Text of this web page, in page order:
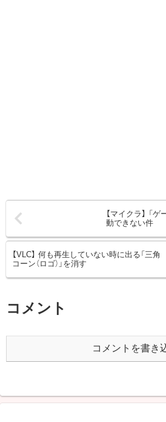
【マイクラ】 「
動できない件
【VLC】 何も再生していない時に出る「三角
コーン（ロゴ）」を消す
コメント
コメントを書き